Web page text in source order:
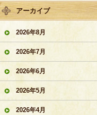
アーカイブ
2026年8月
2026年7月
2026年6月
2026年5月
2026年4月